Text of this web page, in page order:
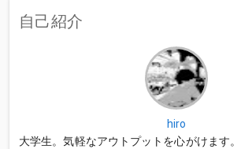
自己紹介
hiro
大学生。気軽なアウトプットを心がけます